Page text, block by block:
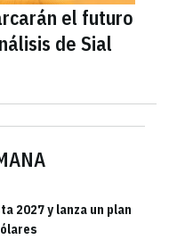
2027 y lanza un plan
el futuro
de Sial